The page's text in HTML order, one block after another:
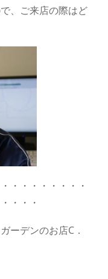
、ご来店の際はど
・・・・・・・・
・・・
ーデンのお店C．